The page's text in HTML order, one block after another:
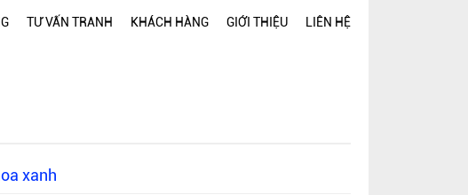
TƯ VẤN TRANH KHÁCH HÀNG GIỚI THIỆU LIÊN HỆ
xanh